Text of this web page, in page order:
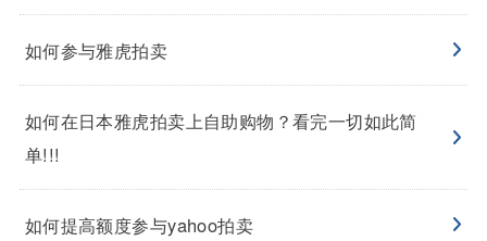
如何参与雅虎拍卖
如何在日本雅虎拍卖上自助购物？看完一切如此简
单!!!
如何提高额度参与yahoo拍卖